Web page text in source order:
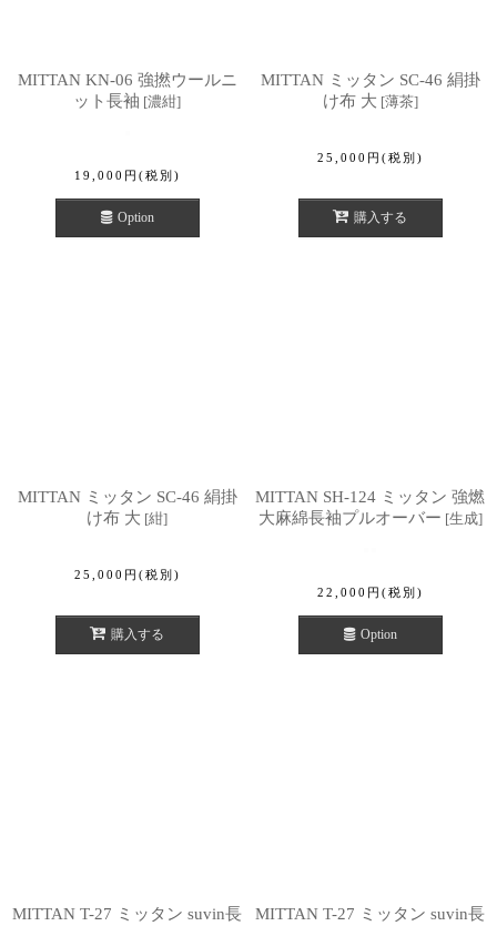
MITTAN KN-06 強撚ウールニ
ット長袖 [濃紺]
19,000 円 (税別)
Option
MITTAN ミッタン SC-46 絹掛
け布 大 [薄茶]
25,000 円 (税別)
購入する
MITTAN ミッタン SC-46 絹掛
け布 大 [紺]
25,000 円 (税別)
購入する
MITTAN SH-124 ミッタン 強燃
大麻綿長袖プルオーバー [生成]
22,000 円 (税別)
Option
MITTAN T-27 ミッタン suvin長
MITTAN T-27 ミッタン suvin長